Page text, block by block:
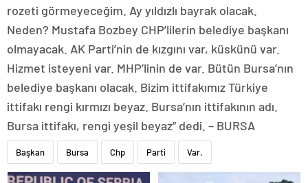
rozeti görmeyeceğim. Ay yıldızlı bayrak olacak.
Neden? Mustafa Bozbey CHP’lilerin belediye başkanı
olmayacak. AK Parti’nin de kızgını var, küskünü var.
Hizmet isteyeni var. MHP’linin de var. Bütün Bursa’nın
belediye başkanı olacak. Bizim ittifakımız Türkiye
ittifakı rengi kırmızı beyaz. Bursa’nın ittifakının adı.
Bursa ittifakı, rengi yeşil beyaz” dedi. – BURSA
Başkan Bursa Chp Parti Var.